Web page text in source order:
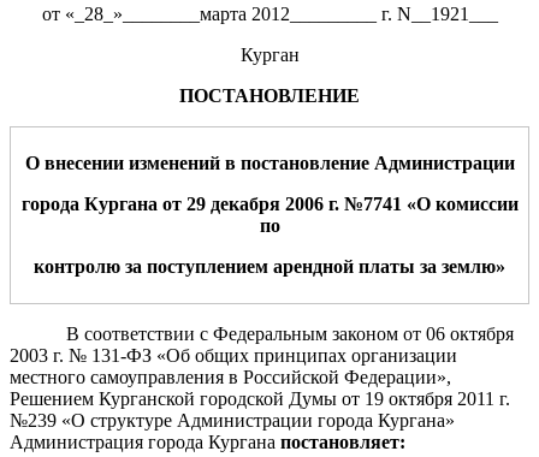
от «_28_»________марта 2012_________ г. N__1921___
Курган
ПОСТАНОВЛЕНИЕ
О внесении изменений в постановление Администрации
города Кургана от 29 декабря 2006 г.№7741 «О комиссии
по
контролю за поступлением арендной платы за землю»
В соответствии с Федеральным законом от 06 октября
2003 г. № 131-ФЗ «Об общих принципах организации
местного самоуправления в Российской Федерации»,
Решением Курганской городской Думы от 19 октября 2011 г.
№239 «О структуре Администрации города Кургана»
Администрация города Кургана постановляет: